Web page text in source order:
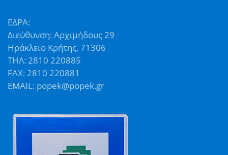
ΕΔΡΑ:
Διεύθυνση: Αρχιμήδους 29
Ηράκλειο Κρήτης, 71306
ΤΗΛ: 2810 220885
FAX: 2810 220881
EMAIL: popek@popek.gr